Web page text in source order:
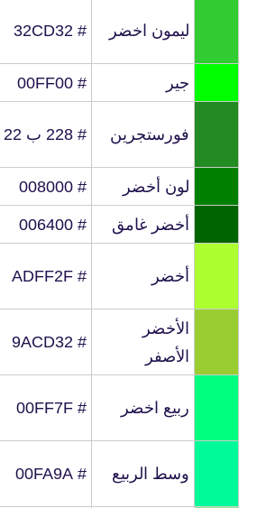
ليمون اخضر # 32CD32
جير # 00FF00
فورستجرين # 228 ب 22
لون أخضر # 008000
أخضر غامق # 006400
أخضر # ADFF2F
الأخضر
الأصفر
# 9ACD32
ربيع اخضر # 00FF7F
وسط الربيع # 00FA9A